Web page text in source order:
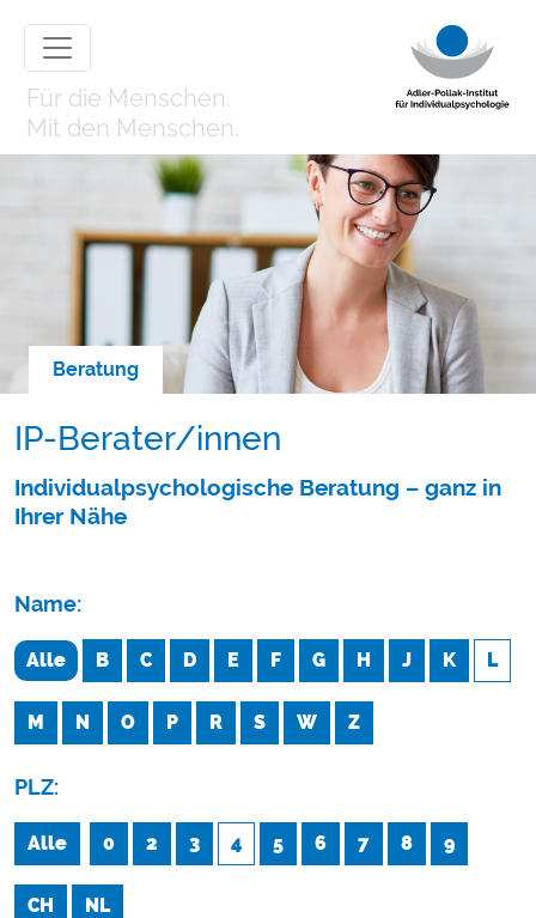
Für die Menschen.
Mit den Menschen.
Beratung
IP-Berater/innen
Individualpsychologische Beratung – ganz in
Ihrer Nähe
Name:
Alle B C D E F G H J K L
M N O P R S W Z
PLZ:
Alle 0 2 3 4 5 6 7 8 9
CH NL